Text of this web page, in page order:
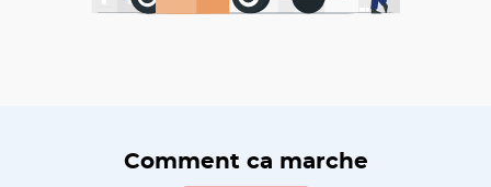
Comment ca marche